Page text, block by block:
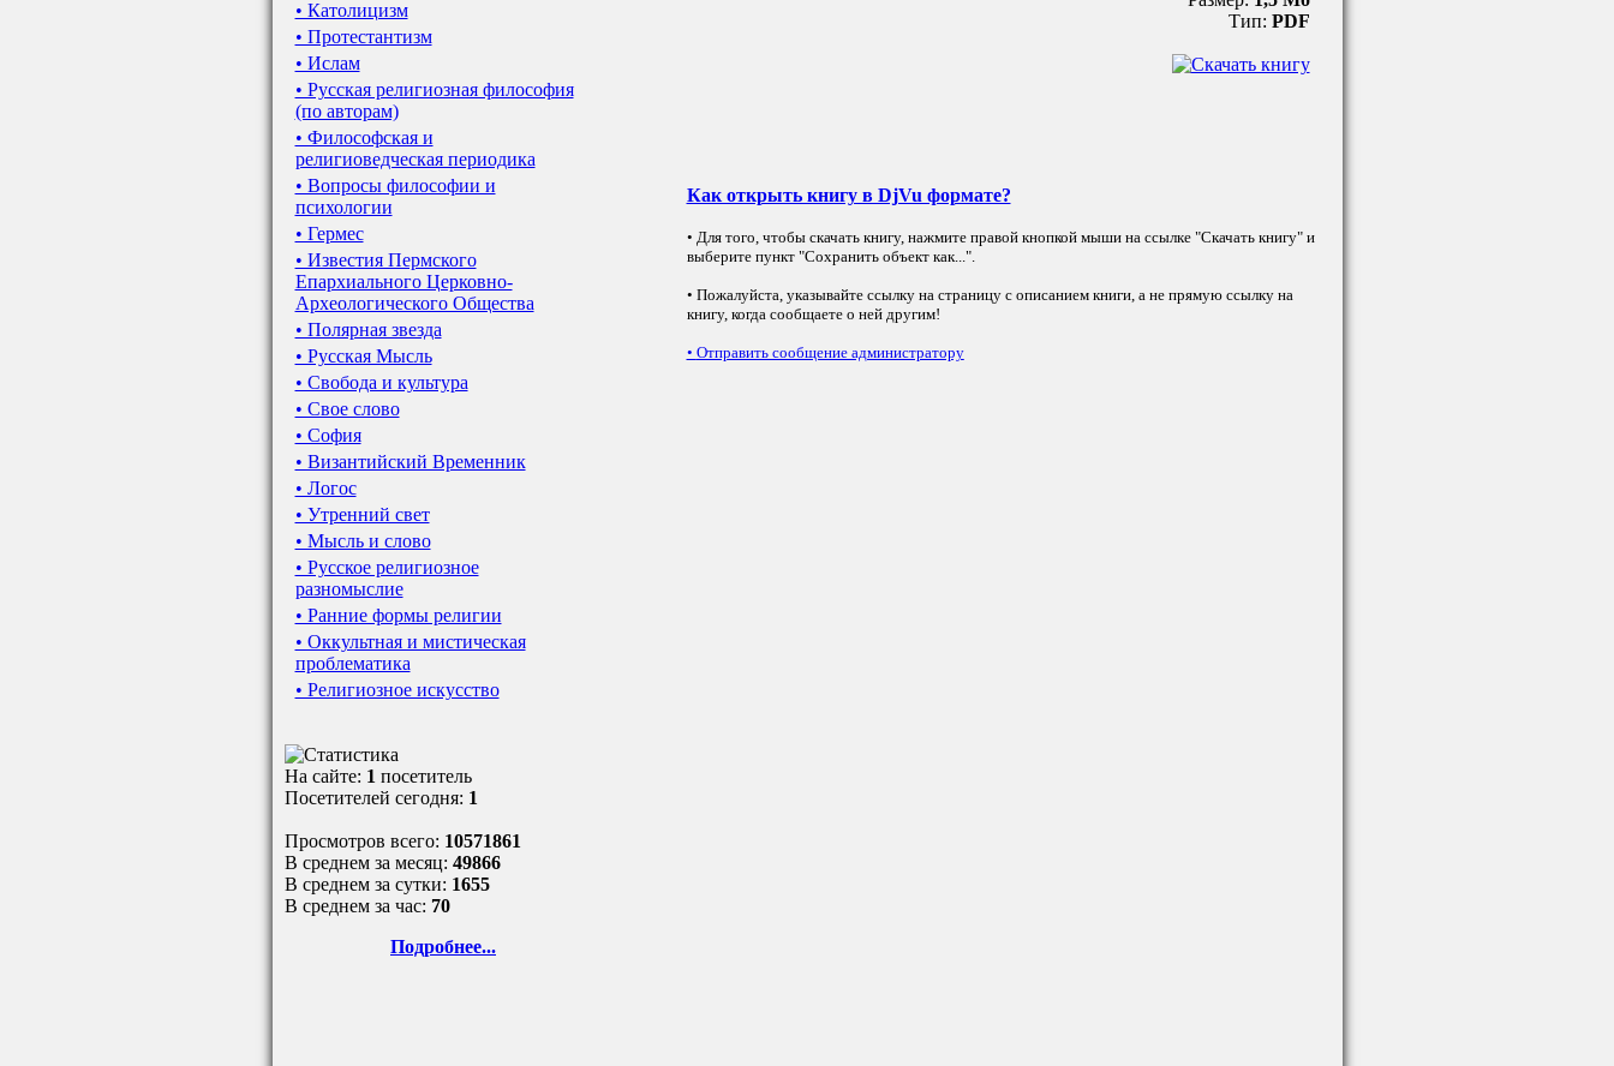
• Католицизм
• Протестантизм
• Ислам
• Русская религиозная философия
(по авторам)
• Философская и
религиоведческая периодика
• Вопросы философии и
психологии
• Гермес
• Известия Пермского
Епархиального Церковно-
Археологического Общества
• Полярная звезда
• Русская Мысль
• Свобода и культура
• Свое слово
• София
• Византийский Временник
• Логос
• Утренний свет
• Мысль и слово
• Русское религиозное
разномыслие
• Ранние формы религии
• Оккультная и мистическая
проблематика
• Религиозное искусство
На сайте: 1 посетитель
Посетителей сегодня: 1
Просмотров всего: 10571861
В среднем за месяц: 49866
В среднем за сутки: 1655
В среднем за час: 70
Подробнее...
Тип: PDF
Как открыть книгу в DjVu формате?
• Для того, чтобы скачать книгу, нажмите правой кнопкой мыши на ссылке "Скачать книгу" и
выберите пункт "Сохранить объект как...".
• Пожалуйста, указывайте ссылку на страницу с описанием книги, а не прямую ссылку на
книгу, когда сообщаете о ней другим!
• Отправить сообщение администратору